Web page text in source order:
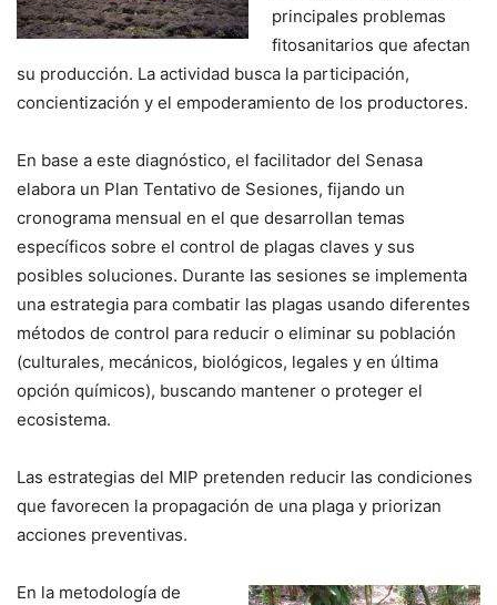
principales problemas
fitosanitarios que afectan
su producción. La actividad busca la participación,
concientización y el empoderamiento de los productores.
En base a este diagnóstico, el facilitador del Senasa
elabora un Plan Tentativo de Sesiones, fijando un
cronograma mensual en el que desarrollan temas
específicos sobre el control de plagas claves y sus
posibles soluciones. Durante las sesiones se implementa
una estrategia para combatir las plagas usando diferentes
métodos de control para reducir o eliminar su población
(culturales, mecánicos, biológicos, legales y en última
opción químicos), buscando mantener o proteger el
ecosistema.
Las estrategias del MIP pretenden reducir las condiciones
que favorecen la propagación de una plaga y priorizan
acciones preventivas.
En la metodología de